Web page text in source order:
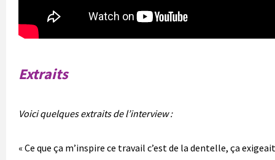
Extraits
Voici quelques extraits de l’interview :
« Ce que ça m’inspire ce travail c’est de la dentelle, ça